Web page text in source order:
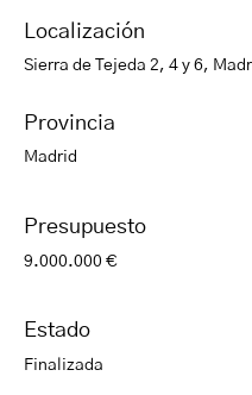
Localización
Sierra de Tejeda 2, 4 y 6,
Provincia
Madrid
Presupuesto
9.000.000 €
Estado
Finalizada